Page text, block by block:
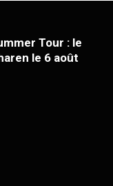
Tour : le
le 6 août